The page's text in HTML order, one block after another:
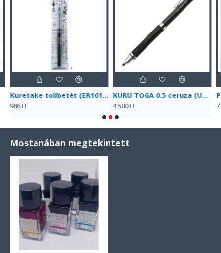
Kuretake tollbetét (ER161-030)
986 Ft
KURU TOGA 0.5 ceruza (Uni) fémházas
4 500 Ft 7
Mostanában megtekintett